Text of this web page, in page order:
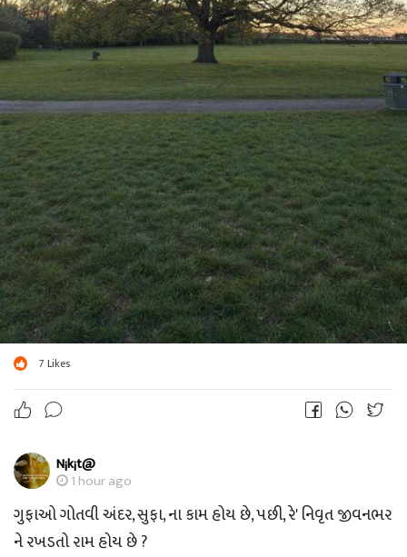
7 Likes
N¡k¡t@
1 hour ago
ગુફાઓ ગોતવી અંદર, સુફા, ના કામ હોય છે, પછી, રે' નિવૃત જીવનભર
ને રખડતો રામ હોય છે ?